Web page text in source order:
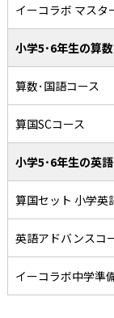
イーコラボ マスタ
小学5･6年生の算
算数･国語コース
算国SCコース
小学5･6年生の英
算国セット 小学英
英語アドバンスコ
イーコラボ中学準